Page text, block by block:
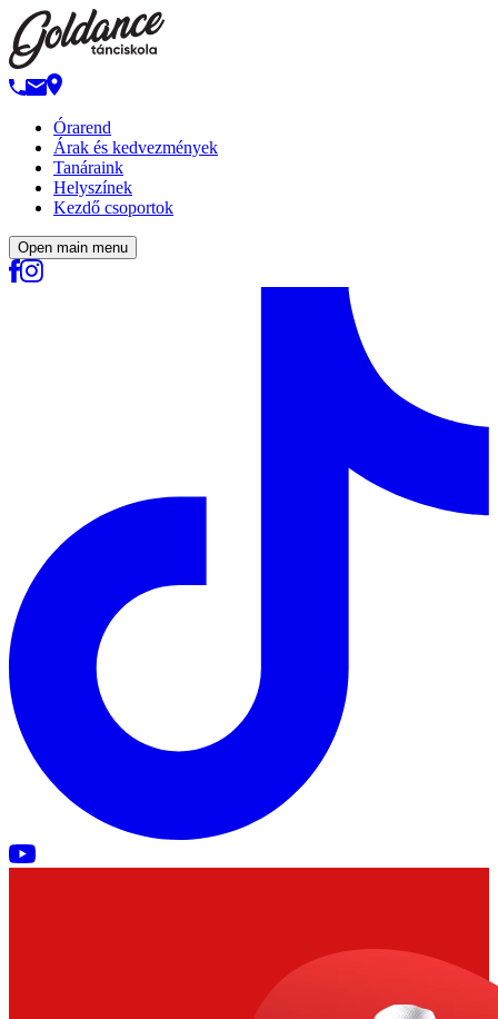
Órarend
Árak és kedvezmények
Tanáraink
Helyszínek
Kezdő csoportok
Open main menu